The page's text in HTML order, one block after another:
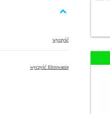
wyczyść
wyczyść filtrowanie